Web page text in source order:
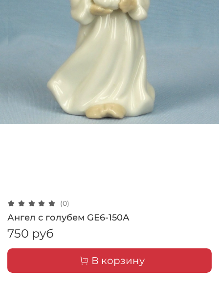
(0)
Ангел с голубем GE6-150А
750 руб
В корзину